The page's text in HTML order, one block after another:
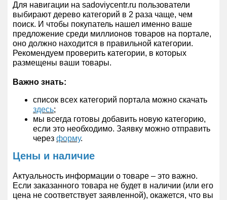
Для навигации на sadoviycentr.ru пользователи
выбирают дерево категорий в 2 раза чаще, чем
поиск. И чтобы покупатель нашел именно ваше
предложение среди миллионов товаров на портале,
оно должно находится в правильной категории.
Рекомендуем проверить категории, в которых
размещены ваши товары.
Важно знать:
список всех категорий портала можно скачать
здесь;
мы всегда готовы добавить новую категорию,
если это необходимо. Заявку можно отправить
через форму.
Цены и наличие
Актуальность информации о товаре – это важно.
Если заказанного товара не будет в наличии (или его
цена не соответствует заявленной), окажется, что вы